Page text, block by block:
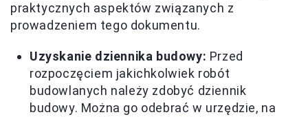
praktycznych aspektów związanych z
prowadzeniem tego dokumentu.
Uzyskanie dziennika budowy: Przed
rozpoczęciem jakichkolwiek robót
budowlanych należy zdobyć dziennik
budowy. Można go odebrać w urzędzie, na